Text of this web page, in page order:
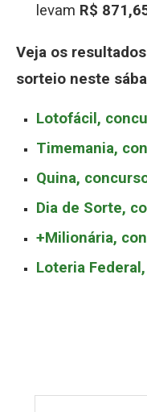
levam R$
Veja os
sorteio neste
Lotofácil,
Timemania,
Quina,
Dia de Sorte,
+Milionária,
Loteria